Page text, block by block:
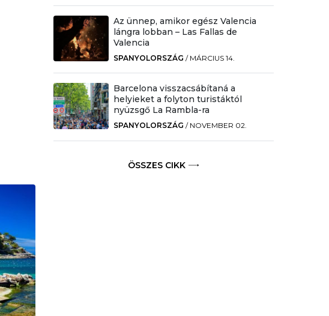
Az ünnep, amikor egész Valencia
lángra lobban – Las Fallas de
Valencia
SPANYOLORSZÁG / MÁRCIUS 14.
Barcelona visszacsábítaná a
helyieket a folyton turistáktól
nyüzsgő La Rambla-ra
SPANYOLORSZÁG / NOVEMBER 02.
ÖSSZES CIKK